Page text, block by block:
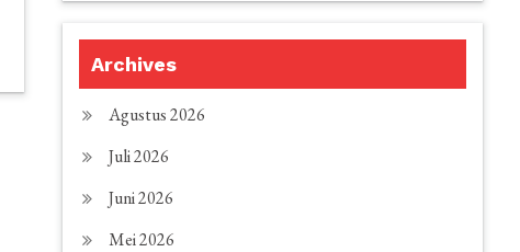
Archives
Agustus 2026
Juli 2026
Juni 2026
Mei 2026